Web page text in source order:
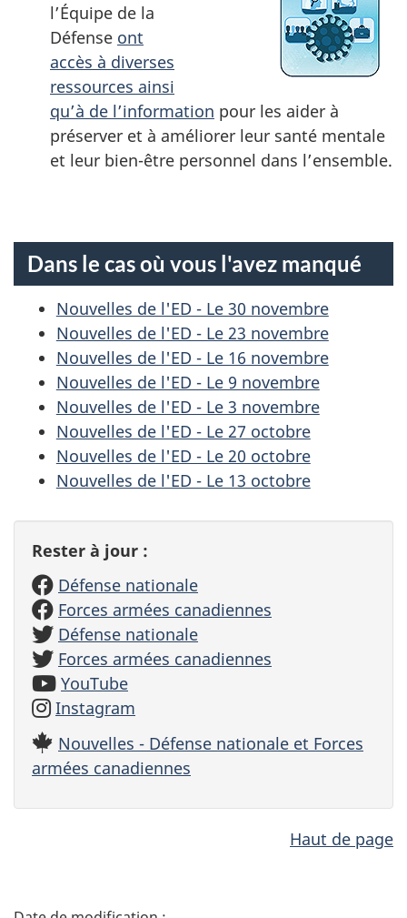
l’Équipe de la
Défense ont
accès à diverses
ressources ainsi
qu’à de l’information pour les aider à
préserver et à améliorer leur santé mentale
et leur bien-être personnel dans l’ensemble.
Dans le cas où vous l'avez manqué
Nouvelles de l'ED - Le 30 novembre
Nouvelles de l'ED - Le 23 novembre
Nouvelles de l'ED - Le 16 novembre
Nouvelles de l'ED - Le 9 novembre
Nouvelles de l'ED - Le 3 novembre
Nouvelles de l'ED - Le 27 octobre
Nouvelles de l'ED - Le 20 octobre
Nouvelles de l'ED - Le 13 octobre
Rester à jour :
Défense nationale
Forces armées canadiennes
Défense nationale
Forces armées canadiennes
YouTube
Instagram
Nouvelles - Défense nationale et Forces
armées canadiennes
Haut de page
D